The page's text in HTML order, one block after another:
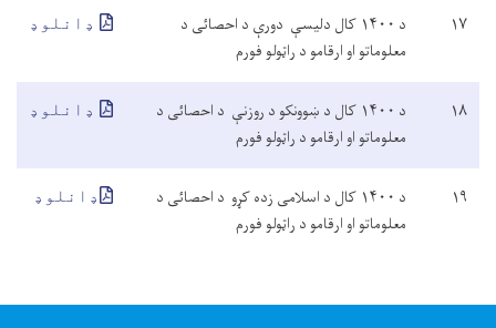
۱۷
د ۱۴۰۰ کال دلیسې دورې د احصائی د
معلوماتو او ارقامو د راټولو فورم
ډانلوډ
۱۸
د ۱۴۰۰ کال د ښوونکو د روزنې د احصائی د
معلوماتو او ارقامو د راټولو فورم
ډانلوډ
۱۹
د ۱۴۰۰ کال د اسلامی زده کړو د احصائی د
معلوماتو او ارقامو د راټولو فورم
ډانلوډ